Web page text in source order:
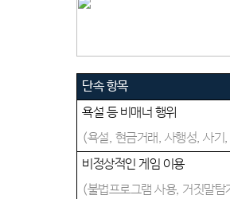
단속 항목
욕설 등 비매너 행위
(욕설, 현금거래, 사행성,사기
비정상적인 게임 이용
(불법프로그램 사용, 거짓말탐